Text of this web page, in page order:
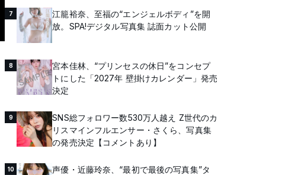
7
江籠裕奈、至福の“エンジェルボディ”を開
放。SPA!デジタル写真集 誌面カット公開
8
宮本佳林、“プリンセスの休日”をコンセプ
トにした「2027年 壁掛けカレンダー」発売
決定
9
SNS総フォロワー数530万人越え Z世代のカ
リスマインフルエンサー・さくら、写真集
の発売決定【コメントあり】
10
声優・近藤玲奈、“最初で最後の写真集”タ